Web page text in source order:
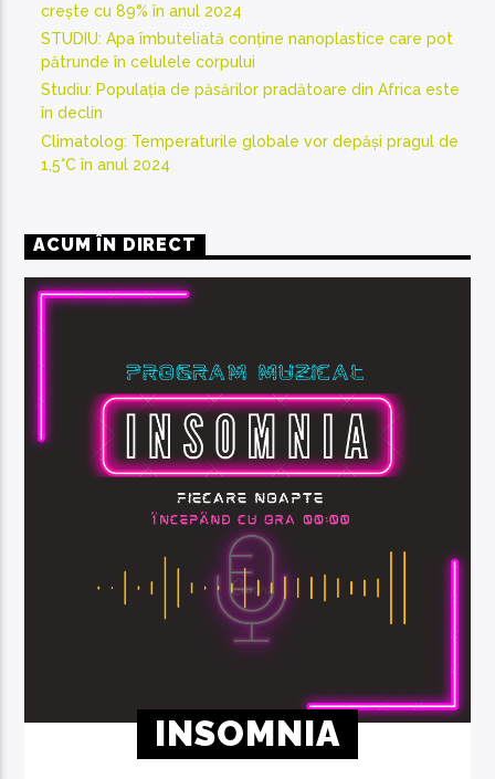
crește cu 89% în anul 2024
STUDIU: Apa îmbuteliată conține nanoplastice care pot
pătrunde în celulele corpului
Studiu: Populația de păsărilor pradătoare din Africa este
în declin
Climatolog: Temperaturile globale vor depăși pragul de
1,5°C în anul 2024
ACUM ÎN DIRECT
INSOMNIA